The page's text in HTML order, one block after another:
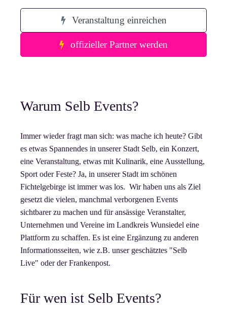
Veranstaltung einreichen
offizieller Partner werden
Warum Selb Events?
Immer wieder fragt man sich: was mache ich heute? Gibt
es etwas Spannendes in unserer Stadt Selb, ein Konzert,
eine Veranstaltung, etwas mit Kulinarik, eine Ausstellung,
Sport oder Feste? Ja, in unserer Stadt im schönen
Fichtelgebirge ist immer was los. Wir haben uns als Ziel
gesetzt die vielen, manchmal verborgenen Events
sichtbarer zu machen und für ansässige Veranstalter,
Unternehmen und Vereine im Landkreis Wunsiedel eine
Plattform zu schaffen. Es ist eine Ergänzung zu anderen
Informationsseiten, wie z.B. unser geschätztes "Selb
Live" oder der Frankenpost.
Für wen ist Selb Events?